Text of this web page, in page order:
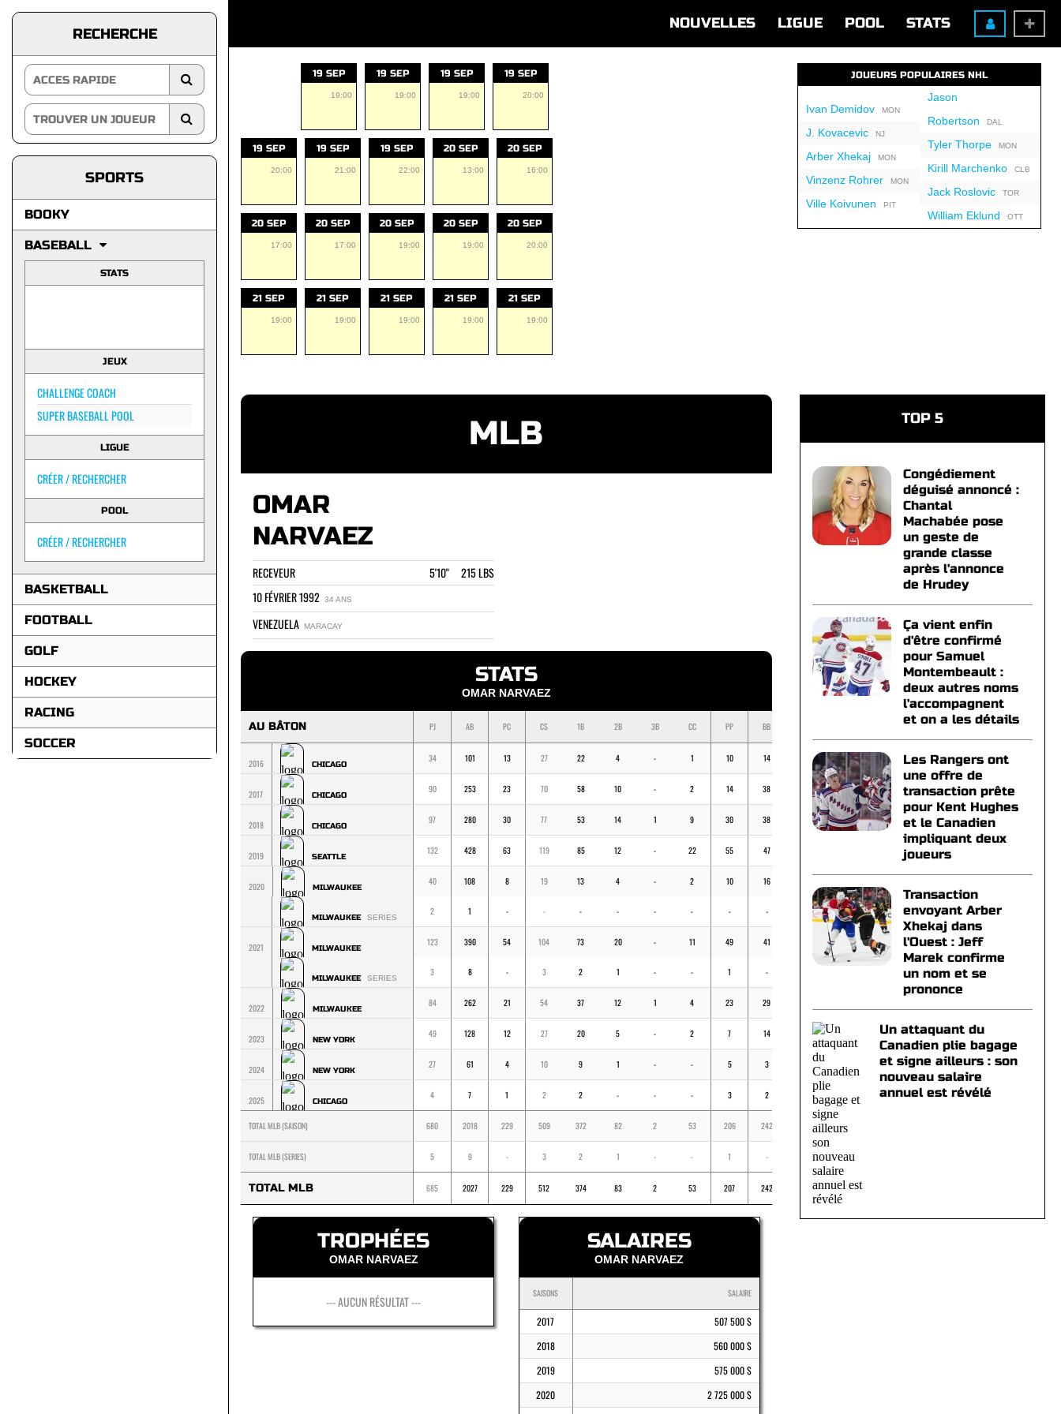
NOUVELLES LIGUE POOL STATS
RECHERCHE
SPORTS
BOOKY
BASEBALL
STATS
JEUX
CHALLENGE COACH
SUPER BASEBALL POOL
LIGUE
CRÉER / RECHERCHER
POOL
CRÉER / RECHERCHER
BASKETBALL
FOOTBALL
GOLF
HOCKEY
RACING
SOCCER
19 SEP
19:00
19 SEP
19:00
19 SEP
19:00
19 SEP
20:00
19 SEP
20:00
19 SEP
21:00
19 SEP
22:00
20 SEP
13:00
20 SEP
16:00
20 SEP
17:00
20 SEP
17:00
20 SEP
19:00
20 SEP
19:00
20 SEP
20:00
21 SEP
19:00
21 SEP
19:00
21 SEP
19:00
21 SEP
19:00
21 SEP
19:00
JOUEURS POPULAIRES NHL
Ivan DemidovMON
J. KovacevicNJ
Arber XhekajMON
Vinzenz RohrerMON
Ville Koivunen PIT
Jason
Robertson DAL
Tyler ThorpeMON
Kirill MarchenkoCLB
Jack RoslovicTOR
William Eklund OTT
MLB
OMAR
NARVAEZ
RECEVEUR
5'10" 215 LBS
10 FÉVRIER 1992 34 ANS
VENEZUELA MARACAY
STATS
OMAR NARVAEZ
AU BÂTON PJ AB PC CS 1B 2B 3B CC PP BB
2016 CHICAGO
34 101 13 27 22 4 - 1 10 14 - .267
2017 CHICAGO
90 253 23 70 58 10 - 2 14 38 - .277
2018 CHICAGO
97 280 30 77 53 14 1 9 30 38 - .275
2019 SEATTLE
132 428 63 119 85 12 - 22 55 47
2020 MILWAUKEE
40 108 8 19 13 4 - 2 10 16
MILWAUKEE SERIES
2 1 - - - - - - - - - -
2021 MILWAUKEE
123 390 54 104 73 20 - 11 49 41 .267
MILWAUKEE SERIES
3 8 - 3 2 1 - - 1 -
2022 MILWAUKEE
84 262 21 54 37 12 1 4 23 29
2023 NEW YORK
49 128 12 27 20 5 - 2 7 14 - .211
2024 NEW YORK
27 61 4 10 9 1 - - 5 3 - .164
2025 CHICAGO
4 7 1 2 2 - - - 3 2 - .286
TOTAL MLB (SAISON) 680 2018 229 509 372 82 2 53 206 242 -
TOTAL MLB (SERIES) 5 9 - 3 2 1 - - 1 - -
TOTAL MLB 685 2027 229 512 374 83 2 53 207 242 -
TROPHÉES
OMAR NARVAEZ
--- AUCUN RÉSULTAT ---
SALAIRES
OMAR NARVAEZ
SAISONS SALAIRE
2017
507 500 $
2018
560 000 $
2019
575 000 $
2020
2 725 000 $
TOP 5
Congédiement
déguisé annoncé :
Chantal
Machabée pose
un geste de
grande classe
après l'annonce
de Hrudey
Ça vient enfin
d'être confirmé
pour Samuel
Montembeault :
deux autres noms
l'accompagnent
et on a les détails
Les Rangers ont
une offre de
transaction prête
pour Kent Hughes
et le Canadien
impliquant deux
joueurs
Transaction
envoyant Arber
Xhekaj dans
l'Ouest : Jeff
Marek confirme
un nom et se
prononce
Un attaquant du
Canadien plie bagage
et signe ailleurs : son
nouveau salaire
annuel est révélé